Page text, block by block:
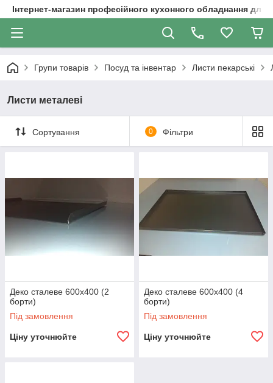
Інтернет-магазин професійного кухонного обладнання
Групи товарів Посуд та інвентар Листи пекарські
Листи металеві
Сортування 0 Фільтри
Деко сталеве 600х400 (2
борти)
Під замовлення
Ціну уточнюйте
Деко сталеве 600х400 (4
борти)
Під замовлення
Ціну уточнюйте